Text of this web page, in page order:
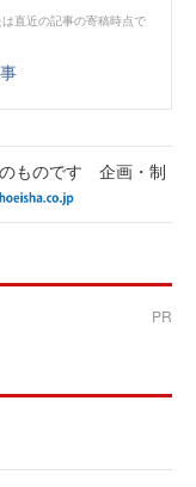
直近の記事の寄稿時点で
のものです 企画・制
PR